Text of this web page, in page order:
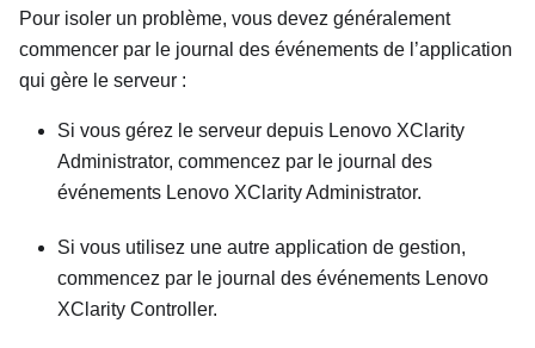
Pour isoler un problème, vous devez généralement
commencer par le journal des événements de l’application
qui gère le serveur :
Si vous gérez le serveur depuis Lenovo XClarity
Administrator, commencez par le journal des
événements Lenovo XClarity Administrator.
Si vous utilisez une autre application de gestion,
commencez par le journal des événements Lenovo
XClarity Controller.